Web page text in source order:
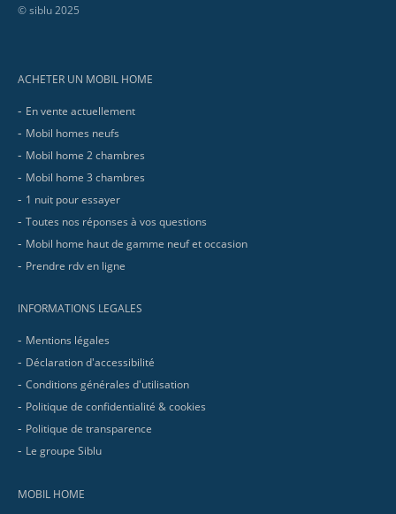
© siblu 2025
ACHETER UN MOBIL HOME
En vente actuellement
Mobil homes neufs
Mobil home 2 chambres
Mobil home 3 chambres
1 nuit pour essayer
Toutes nos réponses à vos questions
Mobil home haut de gamme neuf et occasion
Prendre rdv en ligne
INFORMATIONS LEGALES
Mentions légales
Déclaration d'accessibilité
Conditions générales d'utilisation
Politique de confidentialité & cookies
Politique de transparence
Le groupe Siblu
MOBIL HOME